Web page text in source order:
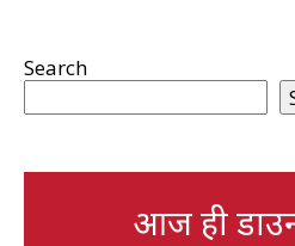
Search
आज ही